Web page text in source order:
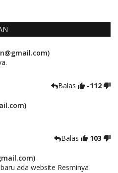
Balas
-112
Balas
103
ada website Resminya